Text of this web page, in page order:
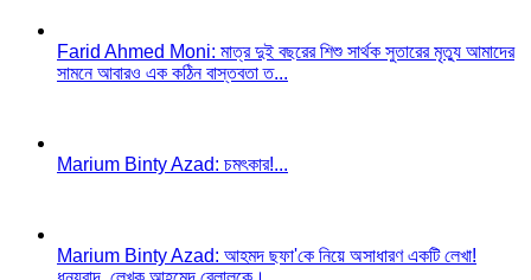
Farid Ahmed Moni: মাত্র দুই বছরের শিশু সার্থক সুতারের মৃত্যু আমাদের
সামনে আবারও এক কঠিন বাস্তবতা ত...
Marium Binty Azad: চমৎকার!...
Marium Binty Azad: আহমদ ছফা'কে নিয়ে অসাধারণ একটি লেখা!